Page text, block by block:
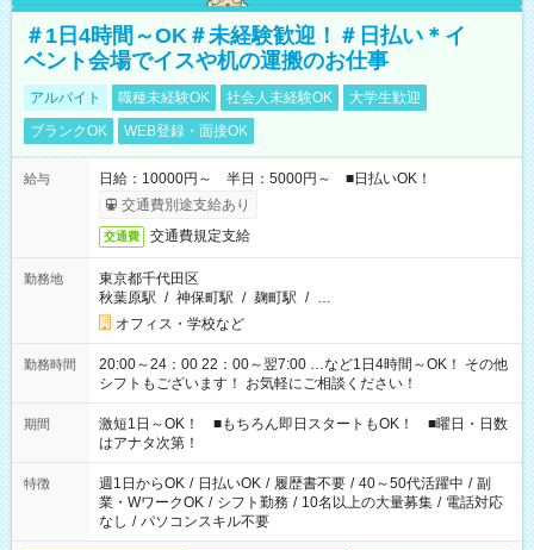
＃1日4時間～OK＃未経験歓迎！＃日払い＊イ
ベント会場でイスや机の運搬のお仕事
アルバイト 職種未経験OK 社会人未経験OK
大学生歓迎
ブランクOK
WEB登録・面接OK
給与
日給：10000円～ 半日：5000円～ ■日払いOK！
交通費別途支給あり
交通費 交通費規定支給
勤務地
東京都千代田区
秋葉原駅 / 神保町駅 / 麹町駅 / …
オフィス・学校など
勤務時間
20:00～24：00 22：00～翌7:00 …など1日4時間～OK！ その他
シフトもございます！ お気軽にご相談ください！
期間
激短1日～OK！ ■もちろん即日スタートもOK！ ■曜日・日数
はアナタ次第！
特徴 週1日からOK / 日払いOK / 履歴書不要 / 40～50代活躍中 / 副
業・WワークOK / シフト勤務 / 10名以上の大量募集 / 電話対応
なし / パソコンスキル不要